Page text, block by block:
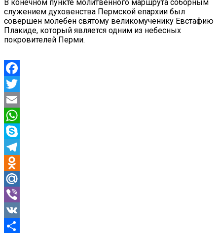
В конечном пункте молитвенного маршрута соборным
служением духовенства Пермской епархии был
совершен молебен святому великомученику Евстафию
Плакиде, который является одним из небесных
покровителей Перми.
Facebook
Twitter
Email
WhatsApp
Skype
Telegram
Odnoklassniki
Mail.Ru
Viber
VK